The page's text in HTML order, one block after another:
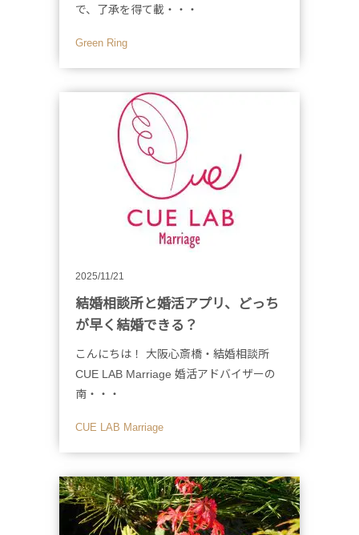
で、了承を得て載・・・
Green Ring
2025/11/21
結婚相談所と婚活アプリ、どっち
が早く結婚できる？
こんにちは！ 大阪心斎橋・結婚相談所
CUE LAB Marriage 婚活アドバイザーの
南・・・
CUE LAB Marriage